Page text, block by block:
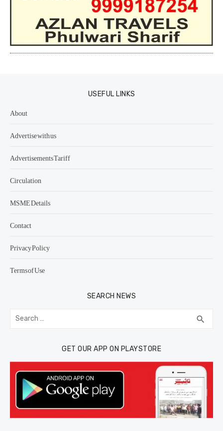
USEFUL LINKS
About
Advertise with us
Advertisements Tariff
Circulation
MSME Details
Contact
Privacy Policy
Terms of Use
SEARCH NEWS
Search
for: search
GET OUR APP ON PLAYSTORE